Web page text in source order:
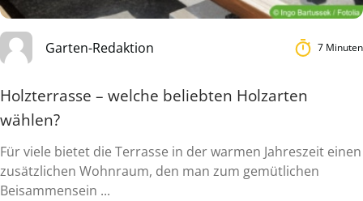
Garten-Redaktion 7 Minuten
Holzterrasse – welche beliebten Holzarten
wählen?
Für viele bietet die Terrasse in der warmen Jahreszeit einen
zusätzlichen Wohnraum, den man zum gemütlichen
Beisammensein ...